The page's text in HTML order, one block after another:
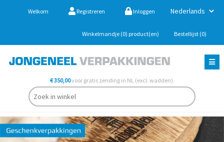
Welkom Registreren Inloggen
Winkelmandje (0) product(en) Bestellijst (0)
€ 350,00voor gratis zending in NL (excl. wadden).